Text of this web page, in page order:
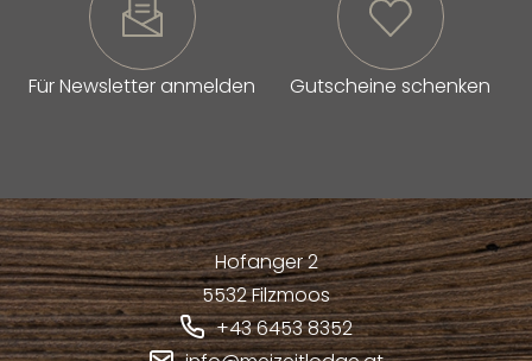
Für Newsletter anmelden Gutscheine schenken
Hofanger 2
5532Filzmoos
+43 6453 8352